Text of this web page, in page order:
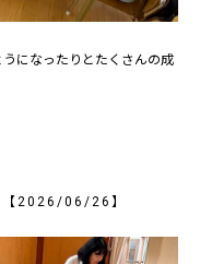
になったりとたくさんの成
【2026/06/26】